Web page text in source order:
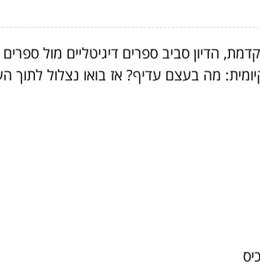
הדיון סביב ספרים דיגיטליים מול
מה בעצם עדיף? אז בואו נצלול